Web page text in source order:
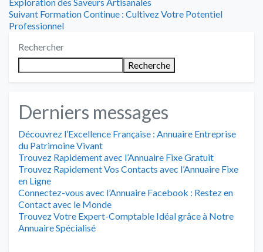
de
l’article
:
Suivant Article
suivant
Formation Continue : Cultivez Votre Potentiel
Professionnel
Rechercher
Recherche
Derniers messages
Découvrez l’Excellence Française : Annuaire Entreprise
du Patrimoine Vivant
Trouvez Rapidement avec l’Annuaire Fixe Gratuit
Trouvez Rapidement Vos Contacts avec l’Annuaire Fixe
en Ligne
Connectez-vous avec l’Annuaire Facebook : Restez en
Contact avec le Monde
Trouvez Votre Expert-Comptable Idéal grâce à Notre
Annuaire Spécialisé